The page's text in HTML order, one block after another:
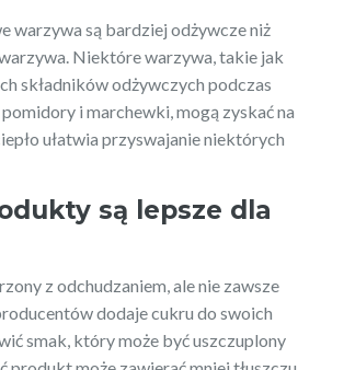
warzywa są bardziej odżywcze niż
Niektóre warzywa, takie jak
składników odżywczych podczas
i marchewki, mogą zyskać na
ułatwia przyswajanie niektórych
są lepsze dla
z odchudzaniem, ale nie zawsze
dodaje cukru do swoich
smak, który może być uszczuplony